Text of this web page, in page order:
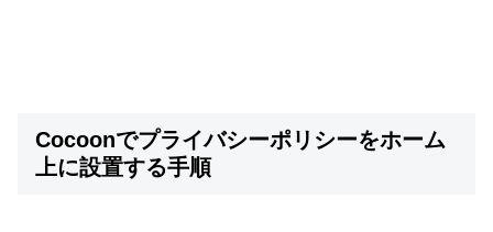
Cocoonでプライバシーポリシーをホーム
上に設置する手順